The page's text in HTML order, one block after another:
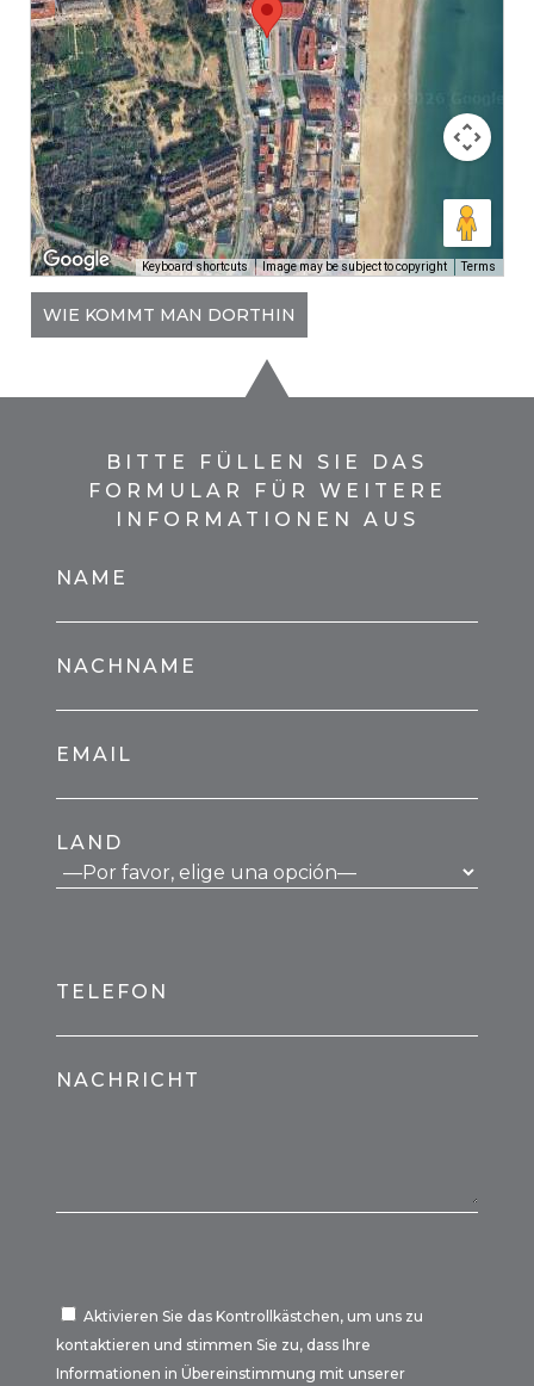
Keyboard shortcuts Image may be subject to copyright Terms
WIE KOMMT MAN DORTHIN
BITTE FÜLLEN SIE DAS
FORMULAR FÜR WEITERE
INFORMATIONEN AUS
NAME
NACHNAME
EMAIL
LAND
TELEFON
NACHRICHT
Aktivieren Sie das Kontrollkästchen, um uns zu
kontaktieren und stimmen Sie zu, dass Ihre
Informationen in Übereinstimmung mit unserer